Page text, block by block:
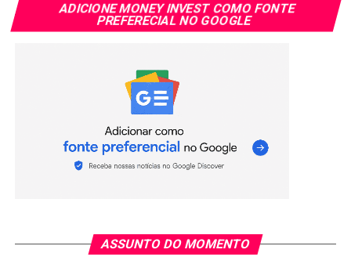
ADICIONE MONEY INVEST COMO FONTE
PREFERECIAL NO GOOGLE
ASSUNTO DO MOMENTO